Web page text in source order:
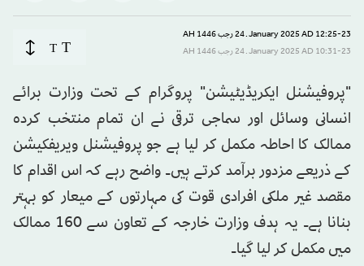
12:25-23 January 2025 AD ـ 24 رجب 1446 AH
10:31-23 January 2025 AD ـ 24 رجب 1446 AH
T
T
"پروفیشنل ایکریڈیٹیشن" پروگرام کے تحت وزارت برائے
انسانی وسائل اور سماجی ترقی نے ان تمام منتخب کردہ
ممالک کا احاطہ مکمل کر لیا ہے جو پروفیشنل ویریفکیشن
کے ذریعے مزدور برآمد کرتے ہیں۔ واضح رہے کہ اس اقدام کا
مقصد غیر ملکی افرادی قوت کی مہارتوں کے میعار کو بہتر
بنانا ہے۔ یہ ہدف وزارت خارجہ کے تعاون سے 160 ممالک
میں مکمل کر لیا گیا۔